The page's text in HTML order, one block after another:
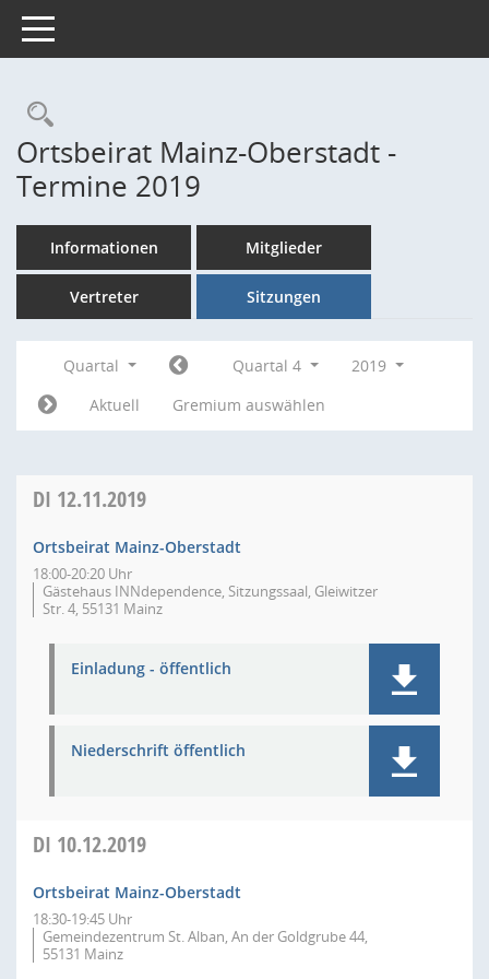
Toggle navigation
Rechercheauswahl
Ortsbeirat Mainz-Oberstadt -
Termine 2019
Informationen Mitglieder
Vertreter Sitzungen
Quartal Quartal 4
2019
Aktuell
Gremium auswählen
DI 12.11.2019
Ortsbeirat Mainz-Oberstadt
18:00-20:20 Uhr
Gästehaus INNdependence, Sitzungssaal, Gleiwitzer
Str. 4, 55131 Mainz
Einladung - öffentlich
Niederschrift öffentlich
DI 10.12.2019
Ortsbeirat Mainz-Oberstadt
18:30-19:45 Uhr
Gemeindezentrum St. Alban, An der Goldgrube 44,
55131 Mainz